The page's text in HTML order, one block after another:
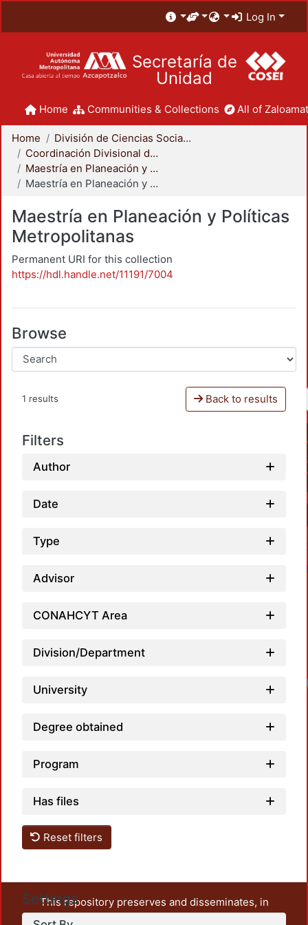
Log In
Secretaría de
Unidad
Home Communities & Collections All of
Home
División de Ciencias Sociales y Humanidades
Coordinación Divisional de Posgrado
Maestría en Planeación y Políticas Metropolitanas
Maestría en Planeación y Políticas Metropolitanas
Maestría en Planeación y Políticas
Metropolitanas
Permanent URI for this collection
https://hdl.handle.net/11191/7004
Browse
1 results Back to results
Filters
Author
Date
Type
Advisor
CONAHCYT Area
Division/Department
University
Degree obtained
Program
Has files
Reset filters
Settings
This repository preserves and disseminates, in
unrestricted open access, the teaching and research